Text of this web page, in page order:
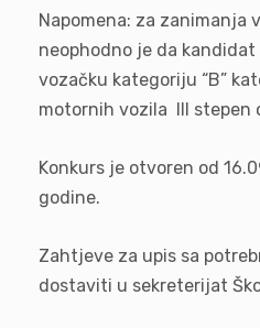
Napomena: za zanimanja
neophodno je da
vozačku kategoriju “B”
motornih vozila III stepen
Konkurs je otvoren od
godine.
Zahtjeve za upis sa
dostaviti u sekreterijat